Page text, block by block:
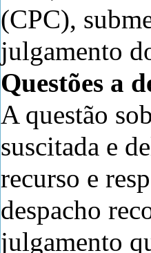
(CPC),
julgamento
Questões a
A questão
suscitada e
recurso e
despacho
julgamento